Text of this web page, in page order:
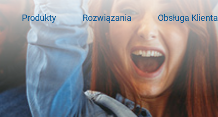
Produkty Rozwiązania Obsługa Klienta